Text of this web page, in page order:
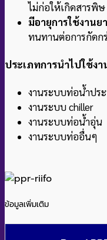
ไม่ก่อให้เกิดสารพิษ
มีอายุการใช้งานย
ทนทานต่อการกัดก
ประเภทการนำไปใช้งา
งานระบบท่อน้ำปร
งานระบบ chiller
งานระบบท่อน้ำอุ่น
งานระบบท่ออื่นๆ
ข้อมูลเพิ่มเติม